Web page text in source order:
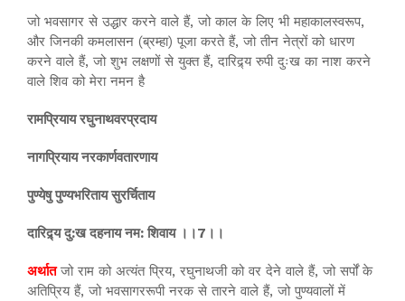
जो भवसागर से उद्धार करने वाले हैं, जो काल के लिए भी महाकालस्वरूप,
और जिनकी कमलासन (ब्रम्हा) पूजा करते हैं, जो तीन नेत्रों को धारण
करने वाले हैं, जो शुभ लक्षणों से युक्त हैं, दारिद्र्य रुपी दुःख का नाश करने
वाले शिव को मेरा नमन है
रामप्रियाय रघुनाथवरप्रदाय
नागप्रियाय नरकार्णवतारणाय
पुण्येषु पुण्यभरिताय सुरर्चिताय
दारिद्र्य दु:ख दहनाय नम: शिवाय ।।7।।
अर्थातजो राम को अत्यंत प्रिय, रघुनाथजी को वर देने वाले हैं, जो सर्पों के
अतिप्रिय हैं, जो भवसागररूपी नरक से तारने वाले हैं, जो पुण्यवालों में